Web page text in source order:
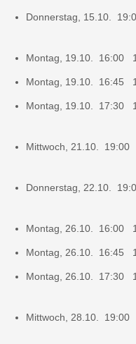
Donnerstag, 15.10.
Montag, 19.10. 16:00
Montag, 19.10. 16:45
Montag, 19.10. 17:30
Mittwoch, 21.10.
Donnerstag, 22.10.
Montag, 26.10. 16:00
Montag, 26.10. 16:45
Montag, 26.10. 17:30
Mittwoch, 28.10.